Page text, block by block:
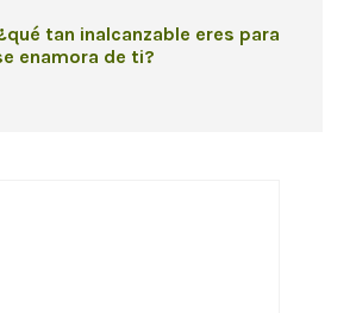
tan inalcanzable eres para
enamora de ti?